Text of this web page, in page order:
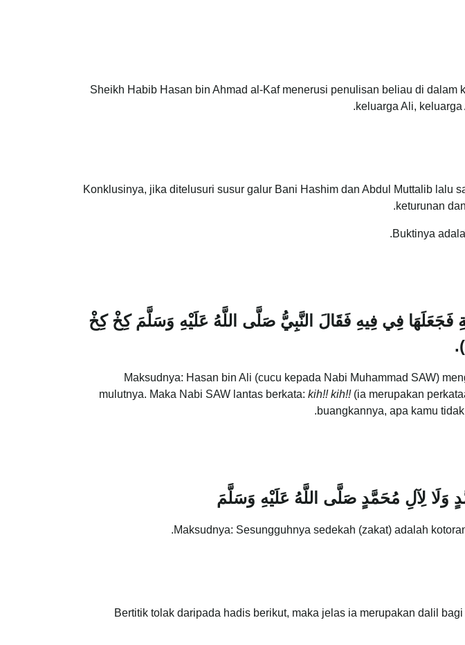
Sheikh Habib Hasan bin Ahmad al-Kaf menerusi penulisan beliau di
keluarga Ali,
Konklusinya, jika ditelusuri susur galur Bani Hashim dan Abdul Muttalib lalu
keturunan
Buktinya
فِي فِيهِ فَقَالَ النَّبِيُّ صَلَّى اللَّهُ عَلَيْهِ وَسَلَّمَ كِخْ كِخْ
Maksudnya: Hasan bin Ali (cucu kepada Nabi Muhammad SAW)
mulutnya. Maka Nabi SAW lantas berkata: kih!! kih!!(ia merupakan
buangkannya, apa kamu
وَلَا لِآلِ مُحَمَّدٍ صَلَّى اللَّهُ عَلَيْهِ وَسَلَّمَ
Maksudnya: Sesungguhnya sedekah (zakat) adalah
Bertitik tolak daripada hadis berikut, maka jelas ia merupakan dalil